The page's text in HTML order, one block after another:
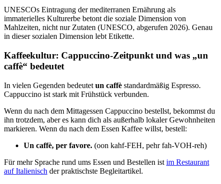
UNESCOs Eintragung der mediterranen Ernährung als
immaterielles Kulturerbe betont die soziale Dimension von
Mahlzeiten, nicht nur Zutaten (UNESCO, abgerufen 2026). Genau
in dieser sozialen Dimension lebt Etikette.
Kaffeekultur: Cappuccino-Zeitpunkt und was „un
caffè“ bedeutet
In vielen Gegenden bedeutet un caffè standardmäßig Espresso.
Cappuccino ist stark mit Frühstück verbunden.
Wenn du nach dem Mittagessen Cappuccino bestellst, bekommst du
ihn trotzdem, aber es kann dich als außerhalb lokaler Gewohnheiten
markieren. Wenn du nach dem Essen Kaffee willst, bestell:
Un caffè, per favore. (oon kahf-FEH, pehr fah-VOH-reh)
Für mehr Sprache rund ums Essen und Bestellen ist im Restaurant
auf Italienisch der praktischste Begleitartikel.